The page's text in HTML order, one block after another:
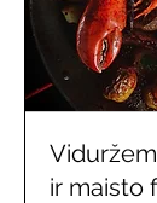
ir maisto